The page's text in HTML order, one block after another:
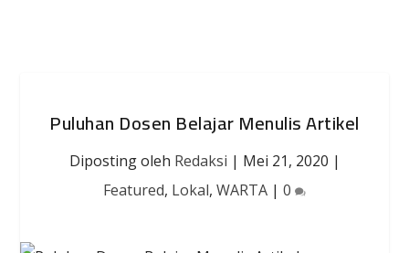
Puluhan Dosen Belajar Menulis Artikel
Diposting oleh Redaksi | Mei 21, 2020 |
Featured, Lokal, WARTA | 0